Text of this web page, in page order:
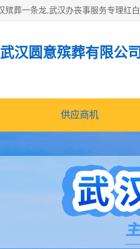
武汉圆意殡葬有限公司
供应商机